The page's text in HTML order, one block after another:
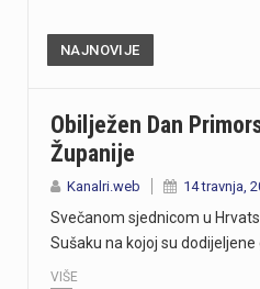
NAJNOVIJE
Obilježen Dan
Županije
Kanalri.web 14 travnja,
Svečanom sjednicom u
Sušaku na kojoj su
VIŠE